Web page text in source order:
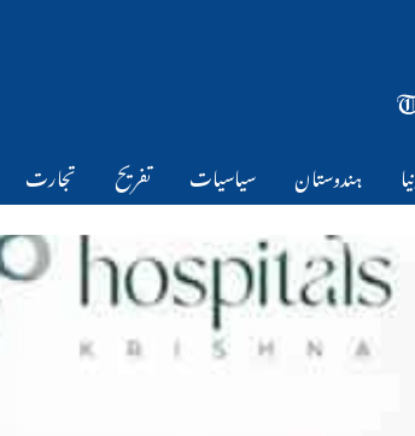
ہندوستان سیاسیات تفریح تجارت